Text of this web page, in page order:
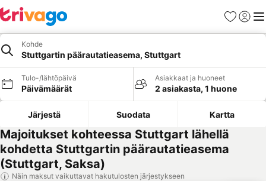
Suosikit
Kohde
Stuttgartin päärautatieasema, Stuttgart
Tulo-/lähtöpäivä
Päivämäärät
Asiakkaat ja huoneet
2 asiakasta, 1 huone
Järjestä Suodata Kartta
Majoitukset kohteessa Stuttgart lähellä
kohdetta Stuttgartin päärautatieasema
(Stuttgart, Saksa)
Näin maksut vaikuttavat hakutulosten järjestykseen